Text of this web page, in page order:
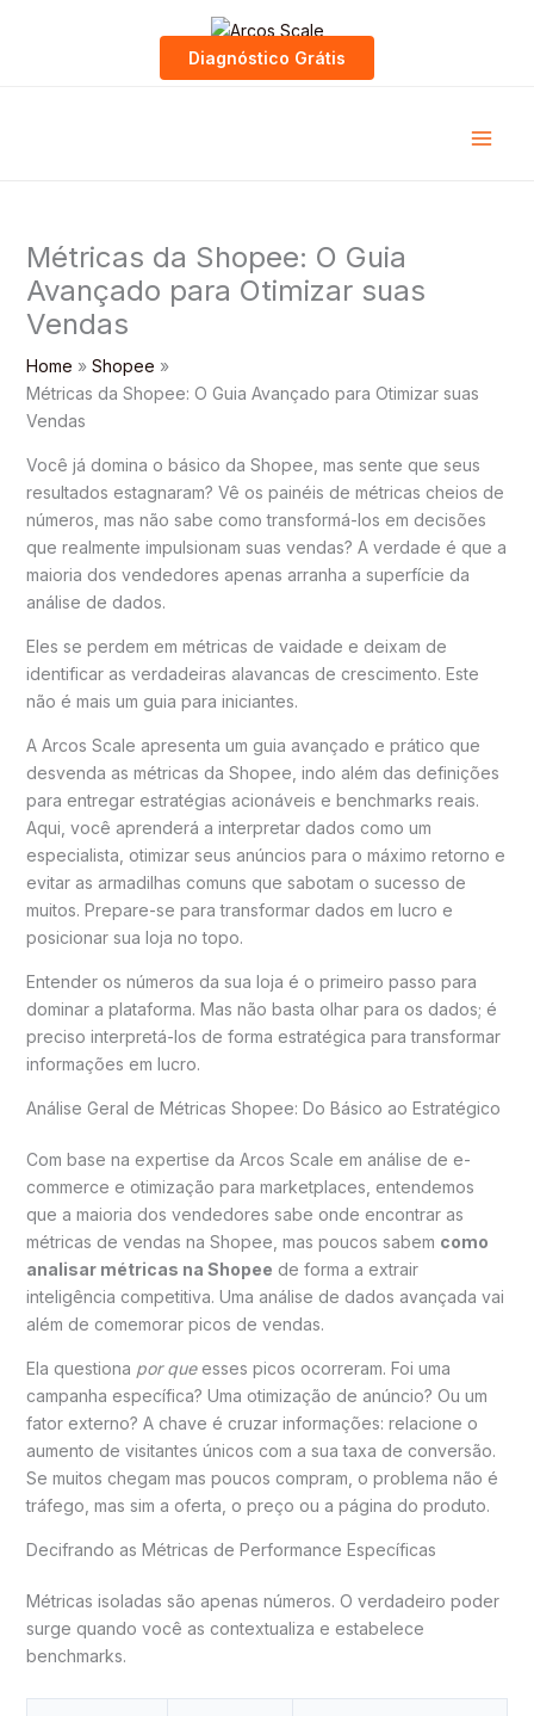
Diagnóstico Grátis
Métricas da Shopee: O Guia
Avançado para Otimizar suas
Vendas
Home
Shopee
Métricas da Shopee: O Guia Avançado para Otimizar suas
Vendas
Você já domina o básico da Shopee, mas sente que seus
resultados estagnaram? Vê os painéis de métricas cheios de
números, mas não sabe como transformá-los em decisões
que realmente impulsionam suas vendas? A verdade é que a
maioria dos vendedores apenas arranha a superfície da
análise de dados.
Eles se perdem em métricas de vaidade e deixam de
identificar as verdadeiras alavancas de crescimento. Este
não é mais um guia para iniciantes.
A Arcos Scale apresenta um guia avançado e prático que
desvenda as métricas da Shopee, indo além das definições
para entregar estratégias acionáveis e benchmarks reais.
Aqui, você aprenderá a interpretar dados como um
especialista, otimizar seus anúncios para o máximo retorno e
evitar as armadilhas comuns que sabotam o sucesso de
muitos. Prepare-se para transformar dados em lucro e
posicionar sua loja no topo.
Entender os números da sua loja é o primeiro passo para
dominar a plataforma. Mas não basta olhar para os dados; é
preciso interpretá-los de forma estratégica para transformar
informações em lucro.
Análise Geral de Métricas Shopee: Do Básico ao Estratégico
Com base na expertise da Arcos Scale em análise de e-
commerce e otimização para marketplaces, entendemos
que a maioria dos vendedores sabe onde encontrar as
métricas de vendas na Shopee, mas poucos sabem como
analisar métricas na Shopee de forma a extrair
inteligência competitiva. Uma análise de dados avançada vai
além de comemorar picos de vendas.
Ela questiona por queesses picos ocorreram. Foi uma
campanha específica? Uma otimização de anúncio? Ou um
fator externo? A chave é cruzar informações: relacione o
aumento de visitantes únicos com a sua taxa de conversão.
Se muitos chegam mas poucos compram, o problema não é
tráfego, mas sim a oferta, o preço ou a página do produto.
Decifrando as Métricas de Performance Específicas
Métricas isoladas são apenas números. O verdadeiro poder
surge quando você as contextualiza e estabelece
benchmarks.